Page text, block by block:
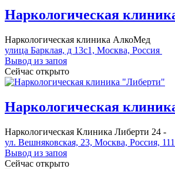
Наркологическая
Наркологическая клиника АлкоМед
улица Барклая, д 13с1, Москва, Россия
Вывод из запоя
Сейчас открыто
Наркологическая
Наркологическая Клиника Либерти 24 -
ул. Вешняковская, 23, Москва, Россия,
Вывод из запоя
Сейчас открыто